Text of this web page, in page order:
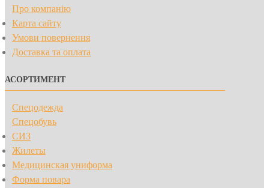
Про компанію
Карта сайту
Умови повернення
Доставка та оплата
АСОРТИМЕНТ
Спецодежда
Спецобувь
СИЗ
Жилеты
Медицинская униформа
Форма повара